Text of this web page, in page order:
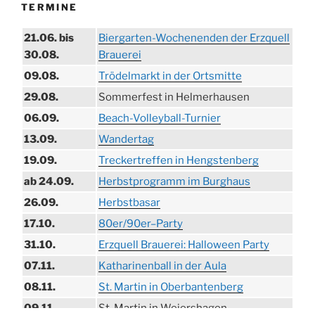
TERMINE
21.06. bis
30.08.
Biergarten-Wochenenden der Erzquell
Brauerei
09.08.
Trödelmarkt in der Ortsmitte
29.08.
Sommerfest in Helmerhausen
06.09.
Beach-Volleyball-Turnier
13.09.
Wandertag
19.09.
Treckertreffen in Hengstenberg
ab 24.09.
Herbstprogramm im Burghaus
26.09.
Herbstbasar
17.10.
80er/90er–Party
31.10.
Erzquell Brauerei: Halloween Party
07.11.
Katharinenball in der Aula
08.11.
St. Martin in Oberbantenberg
09.11.
St. Martin in Weiershagen